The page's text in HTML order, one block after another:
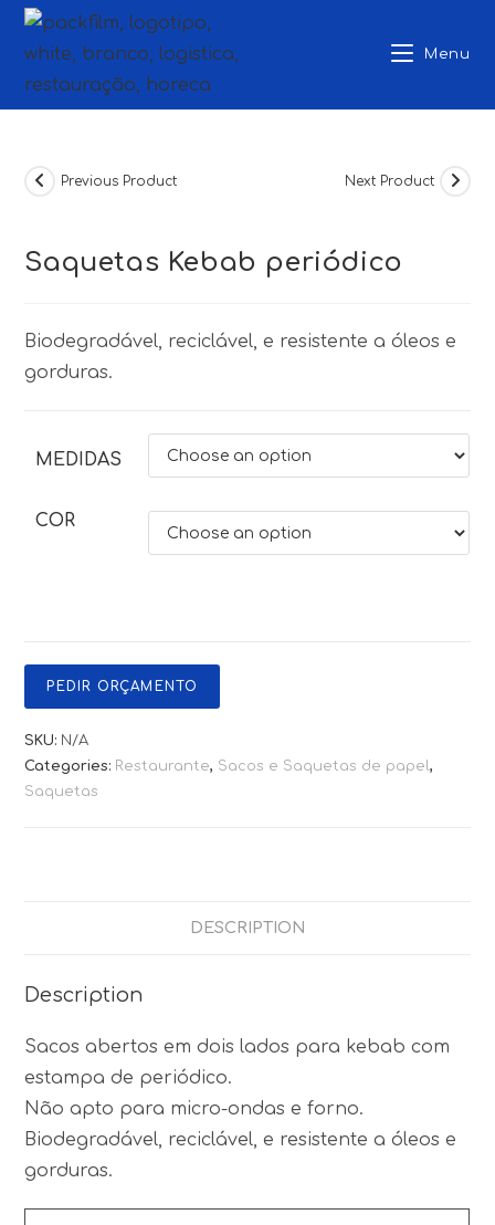
Skip
Menu
Previous Product Next Product
Saquetas Kebab periódico
Biodegradável, reciclável, e resistente a óleos e
gorduras.
MEDIDAS
COR
PEDIR ORÇAMENTO
SKU: N/A
Categories: Restaurante, Sacos e Saquetas de papel,
Saquetas
DESCRIPTION
Description
Sacos abertos em dois lados para kebab com
estampa de periódico.
Não apto para micro-ondas e forno.
Biodegradável, reciclável, e resistente a óleos e
gorduras.